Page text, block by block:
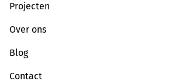
Projecten
Over ons
Blog
Contact